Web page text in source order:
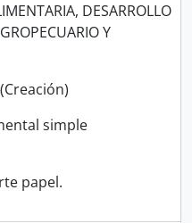
DESARROLLO
Y
simple
papel.